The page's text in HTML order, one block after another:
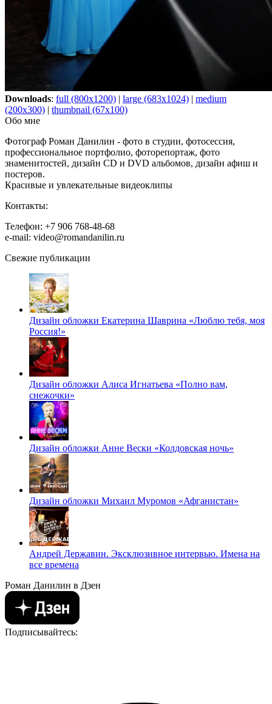
Downloads: full (800x1200) | large (683x1024) | medium
(200x300) | thumbnail (67x100)
Обо мне
Фотограф Роман Данилин - фото в студии, фотосессия,
профессиональное портфолио, фоторепортаж, фото
знаменитостей, дизайн CD и DVD альбомов, дизайн афиш и
постеров.
Красивые и увлекательные видеоклипы
Контакты:
Телефон: +7 906 768-48-68
e-mail: video@romandanilin.ru
Свежие публикации
Дизайн обложки Екатерина Шаврина «Люблю тебя, моя
Россия!»
Дизайн обложки Алиса Игнатьева «Полно вам,
снежочки»
Дизайн обложки Анне Вески «Колдовская ночь»
Дизайн обложки Михаил Муромов «Афганистан»
Андрей Державин. Эксклюзивное интервью. Имена на
все времена
Роман Данилин в Дзен
Подписывайтесь: